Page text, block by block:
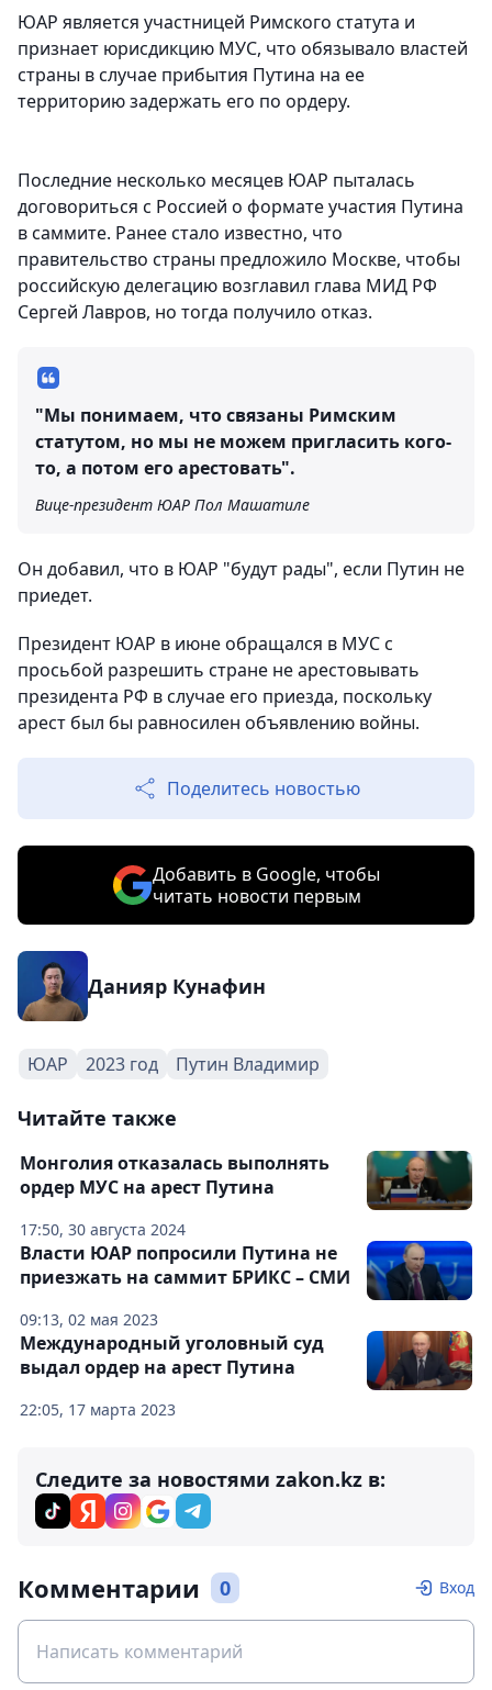
ЮАР является участницей Римского статута и
признает юрисдикцию МУС, что обязывало властей
страны в случае прибытия Путина на ее
территорию задержать его по ордеру.
Последние несколько месяцев ЮАР пыталась
договориться с Россией о формате участия Путина
в саммите. Ранее стало известно, что
правительство страны предложило Москве, чтобы
российскую делегацию возглавил глава МИД РФ
Сергей Лавров, но тогда получило отказ.
"Мы понимаем, что связаны Римским
статутом, но мы не можем пригласить кого-
то, а потом его арестовать".
Вице-президент ЮАР Пол Машатиле
Он добавил, что в ЮАР "будут рады", если Путин не
приедет.
Президент ЮАР в июне обращался в МУС с
просьбой разрешить стране не арестовывать
президента РФ в случае его приезда, поскольку
арест был бы равносилен объявлению войны.
Поделитесь новостью
Добавить в Google, чтобы
читать новости первым
Данияр Кунафин
ЮАР 2023 год Путин Владимир
Читайте также
17:50, 30 августа 2024
Монголия отказалась выполнять
ордер МУС на арест Путина
09:13, 02 мая 2023
Власти ЮАР попросили Путина не
приезжать на саммит БРИКС – СМИ
22:05, 17 марта 2023
Международный уголовный суд
выдал ордер на арест Путина
Следите за новостями zakon.kz в:
Комментарии 0 Вход